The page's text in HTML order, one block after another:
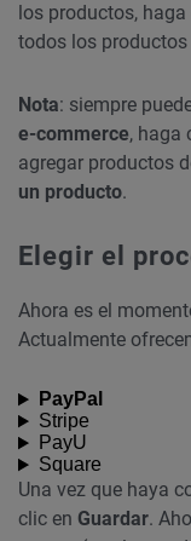
los productos, haga
todos los
Nota: siempre
e-commerce, haga
agregar productos
un producto.
Elegir el
Ahora es el
Actualmente
PayPal
Stripe
PayU
Square
Una vez que haya
clic en Guardar.